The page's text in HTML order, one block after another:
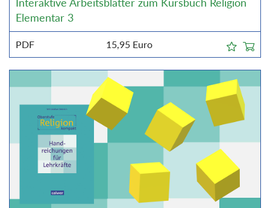
Elementar 3
PDF 15,95 Euro